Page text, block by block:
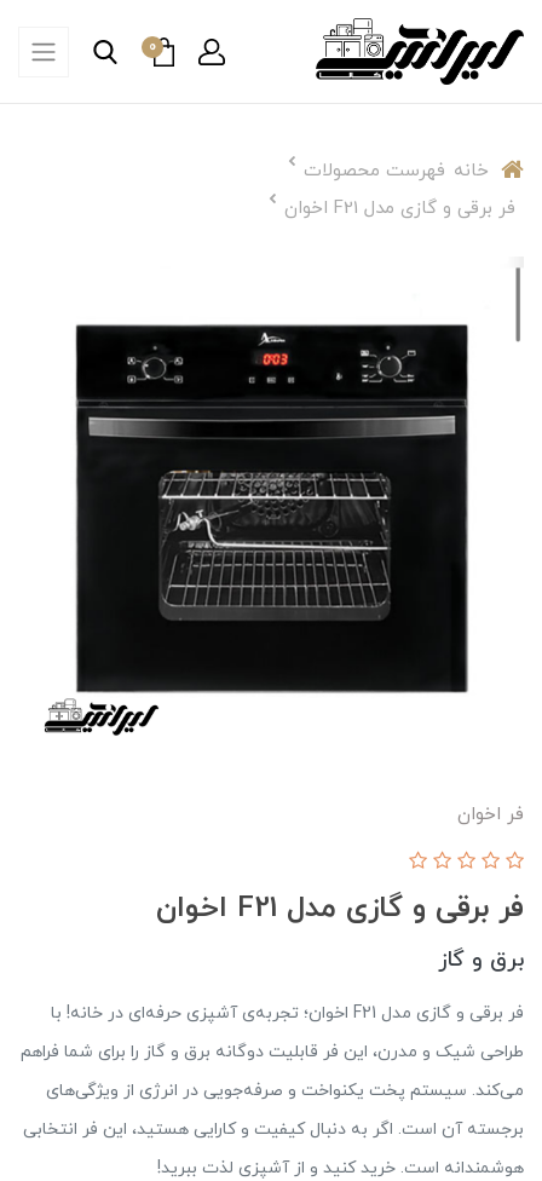
0
خانه فهرست محصولات
فر برقی و گازی مدل F21 اخوان
فر اخوان
فر برقی و گازی مدل F21 اخوان
برق و گاز
فر برقی و گازی مدل F21 اخوان؛ تجربه‌ی آشپزی حرفه‌ای در خانه! با
طراحی شیک و مدرن، این فر قابلیت دوگانه برق و گاز را برای شما فراهم
می‌کند. سیستم پخت یکنواخت و صرفه‌جویی در انرژی از ویژگی‌های
برجسته آن است. اگر به دنبال کیفیت و کارایی هستید، این فر انتخابی
هوشمندانه است. خرید کنید و از آشپزی لذت ببرید!